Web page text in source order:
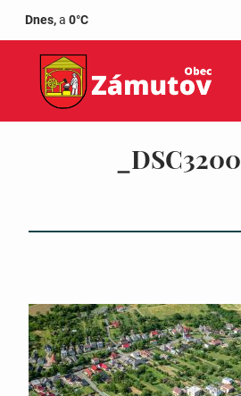
Dnes,a 0°C
_DSC3200